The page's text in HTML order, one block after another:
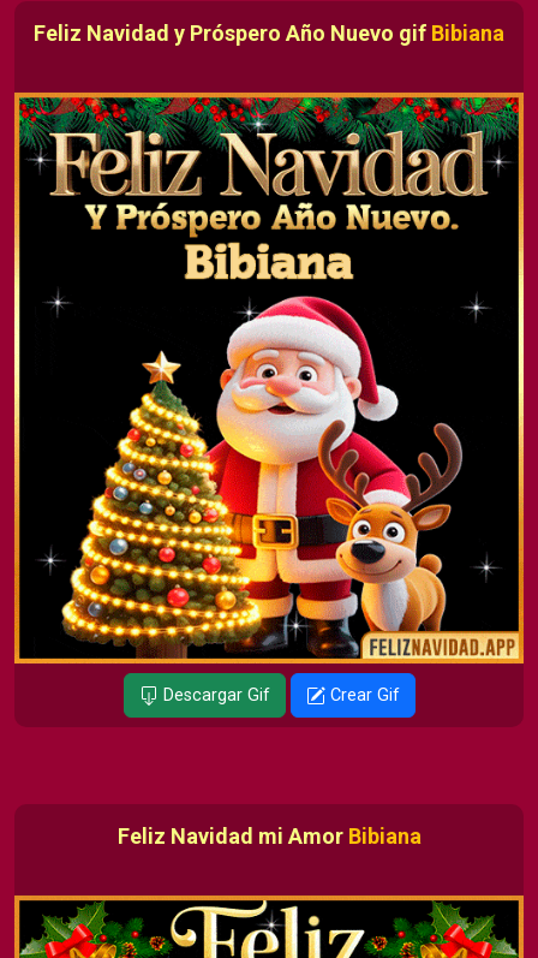
Feliz Navidad y Próspero Año Nuevo gif Bibiana
Descargar Gif Crear Gif
Feliz Navidad mi Amor Bibiana